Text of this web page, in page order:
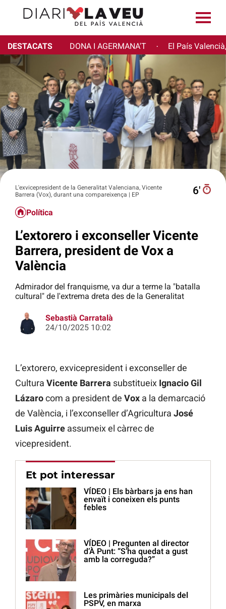
DESTACATS DONA I AGERMANA'T · El País
L'exvicepresident de la Generalitat Valenciana, Vicente
Barrera (Vox), durant una compareixença | EP
6′
Política
L’extorero i exconseller Vicente
Barrera, president de Vox a
València
Admirador del franquisme, va dur a terme la "batalla
cultural" de l'extrema dreta des de la Generalitat
Sebastià Carratalà
24/10/2025 10:02
L’extorero, exvicepresident i exconseller de
Cultura Vicente Barrera substitueix Ignacio Gil
Lázarocom a president de Vox a la demarcació
de València, i l’exconseller d’Agricultura José
Luis Aguirre assumeix el càrrec de
vicepresident.
Et pot interessar
VÍDEO | Els bàrbars ja ens han
envaït i coneixen els punts
febles
VÍDEO | Pregunten al director
d’À Punt: “S’ha quedat a gust
amb la correguda?”
Les primàries municipals del
PSPV, en marxa